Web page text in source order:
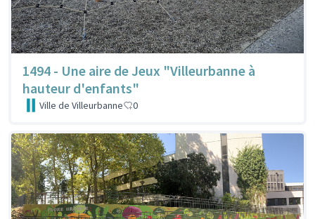
1494 - Une aire de Jeux "Villeurbanne à
hauteur d'enfants"
Ville de Villeurbanne 0